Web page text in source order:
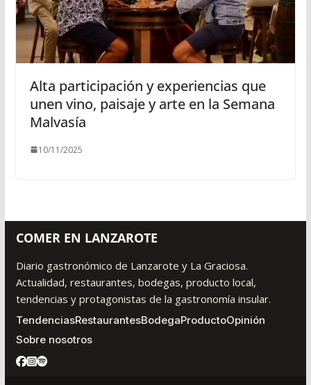
Alta participación y experiencias que
unen vino, paisaje y arte en la Semana
Malvasía
10/11/2025
COMER EN LANZAROTE
Diario gastronómico de Lanzarote y La Graciosa.
Actualidad, restaurantes, bodegas, producto local,
tendencias y protagonistas de la gastronomía insular.
TendenciasRestaurantesBodegaProductoOpinión
Sobre nosotros